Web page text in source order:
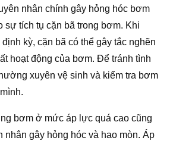
nhân chính gây hỏng hóc bơm
sự tích tụ cặn bã trong bơm. Khi
kỳ, cặn bã có thể gây tắc nghẽn
hoạt động của bơm. Để tránh tình
xuyên vệ sinh và kiểm tra bơm
bơm ở mức áp lực quá cao cũng
nhân gây hỏng hóc và hao mòn. Áp